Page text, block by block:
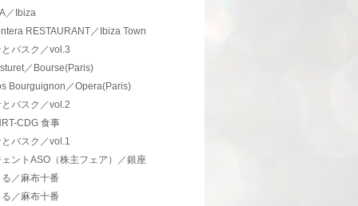
／Ibiza
RESTAURANT／Ibiza Town
バスク／vol.3
／Bourse(Paris)
Bourguignon／Opera(Paris)
バスク／vol.2
CDG 食事
バスク／vol.1
ントASO（株主フェア）／銀座
／麻布十番
／麻布十番